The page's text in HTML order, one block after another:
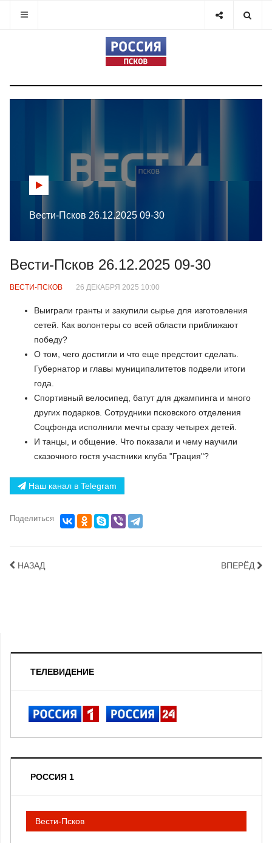
Вести-Псков 26.12.2025 09-30
Вести-Псков 26.12.2025 09-30
ВЕСТИ-ПСКОВ 26 ДЕКАБРЯ 2025 10:00
Выиграли гранты и закупили сырье для изготовления
сетей. Как волонтеры со всей области приближают
победу?
О том, чего достигли и что еще предстоит сделать.
Губернатор и главы муниципалитетов подвели итоги
года.
Спортивный велосипед, батут для джампинга и много
других подарков. Сотрудники псковского отделения
Соцфонда исполнили мечты сразу четырех детей.
И танцы, и общение. Что показали и чему научили
сказочного гостя участники клуба "Грация"?
Наш канал в Telegram
Поделиться
НАЗАД ВПЕРЁД
ТЕЛЕВИДЕНИЕ
РОССИЯ 1
Вести-Псков